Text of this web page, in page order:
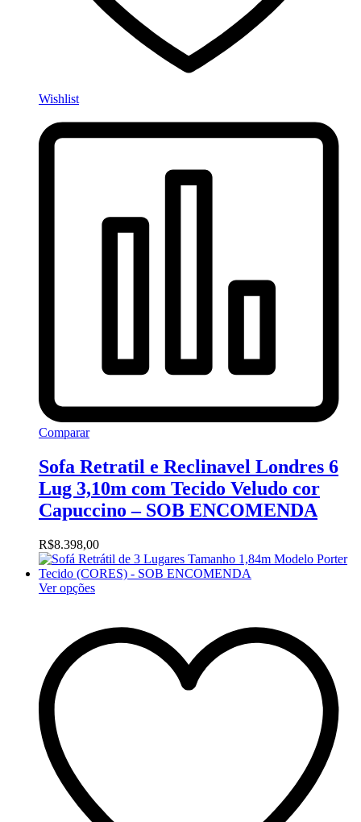
Wishlist
Comparar
Sofa Retratil e Reclinavel Londres 6
Lug 3,10m com Tecido Veludo cor
Capuccino – SOB ENCOMENDA
R$8.398,00
Ver opções